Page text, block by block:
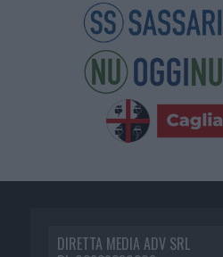
DIRETTA MEDIA ADV SRL